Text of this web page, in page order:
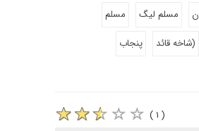
مسلم لیگ
مسلم
(شاخه قائد پنجاب
( ۱ )